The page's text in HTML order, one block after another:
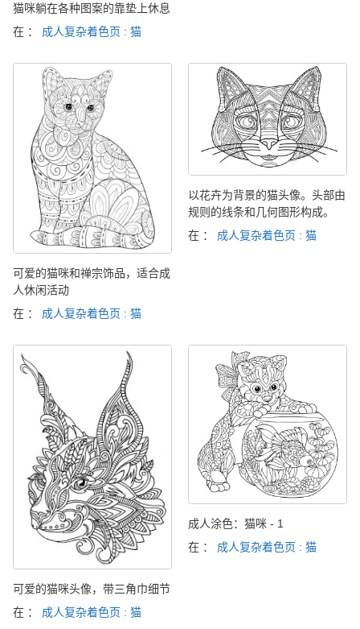
猫咪躺在各种图案的靠垫上休息
在 ： 成人复杂着色页 : 猫
可爱的猫咪和禅宗饰品，适合成
人休闲活动
在 ： 成人复杂着色页 : 猫
以花卉为背景的猫头像。头部由
规则的线条和几何图形构成。
在 ： 成人复杂着色页 : 猫
可爱的猫咪头像，带三角巾细节
在 ： 成人复杂着色页 : 猫
成人涂色：猫咪 - 1
在 ： 成人复杂着色页 : 猫